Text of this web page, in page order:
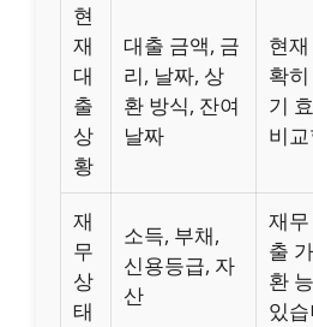
현
재
대
출
상
황
대출 금액, 금
리, 날짜, 상
환 방식, 잔여
날짜
현
확
기
비
재
무
상
태
소득, 부채,
신용등급, 자
산
재
출
환
있